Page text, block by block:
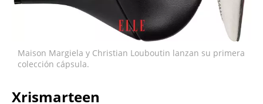
Maison Margiela y Christian Louboutin lanzan su primera
colección cápsula.
Xrismarteen